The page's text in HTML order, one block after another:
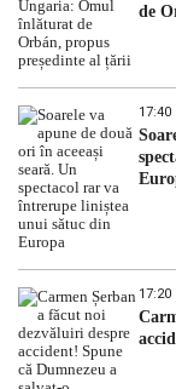
de
17:40
17:20